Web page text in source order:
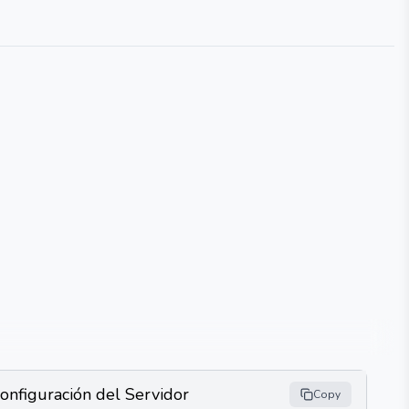
del Servidor Copy